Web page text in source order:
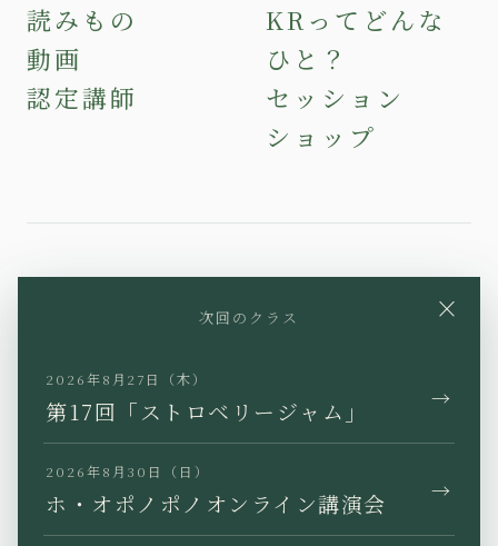
読みもの
動画
認定講師
KRってどんな
ひと？
セッション
ショップ
Facebook
JP EN KR TW
×
次回のクラス
2026年8月27日（木）
第17回「ストロベリージャム」 →
2026年8月30日（日）
ホ・オポノポノオンライン講演会 →